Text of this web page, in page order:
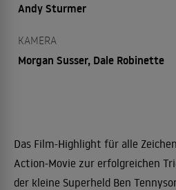
Andy Sturmer
KAMERA
Morgan Susser, Dale Robinette
Das Film-Highlight für alle
Action-Movie zur erfolgreichen
der kleine Superheld Ben